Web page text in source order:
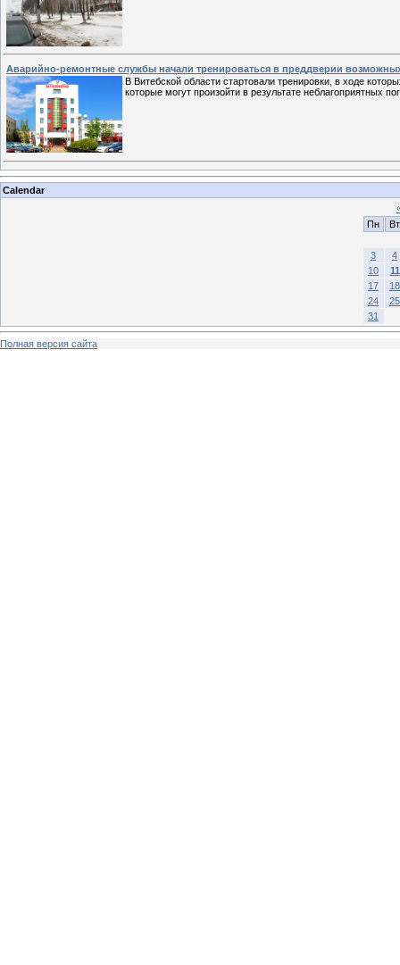
Аварийно-ремонтные службы начали тренироваться в преддверии
В Витебской области стартовали тренировки, в ходе
которые могут произойти в результате неблагоприятных
Calendar
Пн
Вт
3
4
10
11
17
18
24
25
31
Полная версия сайта